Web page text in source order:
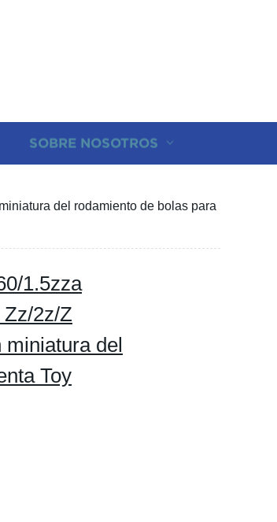
SOBRE NOSOTROS
del rodamiento de bolas para
1.5zza
2z/Z
del
Toy